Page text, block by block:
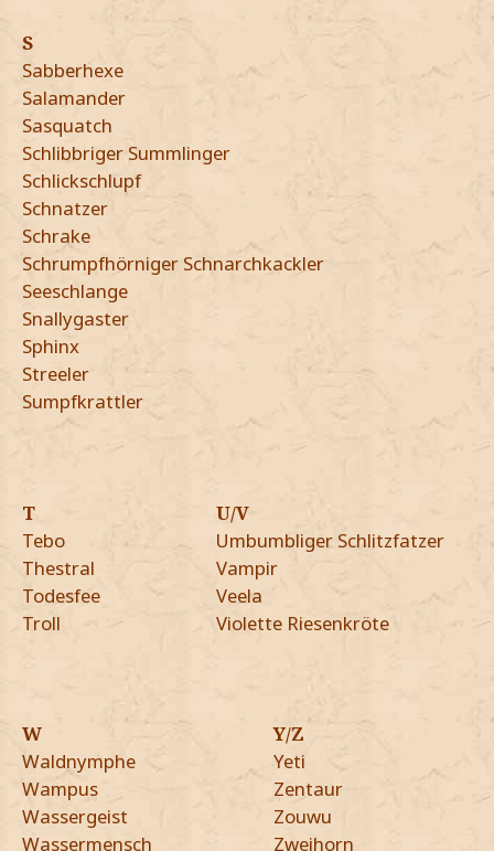
S
Sabberhexe
Salamander
Sasquatch
Schlibbriger Summlinger
Schlickschlupf
Schnatzer
Schrake
Schrumpfhörniger Schnarchkackler
Seeschlange
Snallygaster
Sphinx
Streeler
Sumpfkrattler
T
Tebo
Thestral
Todesfee
Troll
U/V
Umbumbliger Schlitzfatzer
Vampir
Veela
Violette Riesenkröte
W
Waldnymphe
Wampus
Wassergeist
Wassermensch
Y/Z
Yeti
Zentaur
Zouwu
Zweihorn